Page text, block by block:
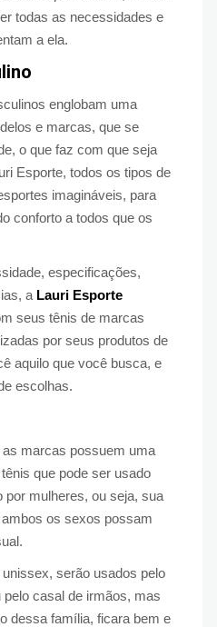
todas as necessidades e
a ela.
englobam uma
e marcas, que se
o que faz com que seja
Esporte, todos os tipos de
imagináveis, para
conforto a todos que os
especificações,
a Lauri Esporte
seus tênis de marcas
por seus produtos de
aquilo que você busca, e
escolhas.
marcas possuem uma
que pode ser usado
por mulheres, ou seja, sua
os sexos possam
serão usados pelo
casal de irmãos, mas
dessa família, ficara bem e